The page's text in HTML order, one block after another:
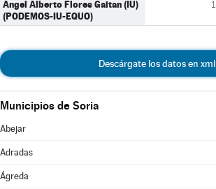
Angel Alberto Flores Gaitan (IU)
(PODEMOS-IU-EQUO)
1
Descárgate los datos en xml
Municipios de Soria
Abejar
Adradas
Ágreda